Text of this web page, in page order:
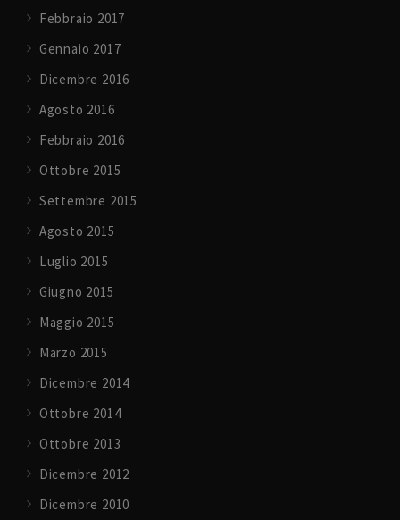
Febbraio 2017
Gennaio 2017
Dicembre 2016
Agosto 2016
Febbraio 2016
Ottobre 2015
Settembre 2015
Agosto 2015
Luglio 2015
Giugno 2015
Maggio 2015
Marzo 2015
Dicembre 2014
Ottobre 2014
Ottobre 2013
Dicembre 2012
Dicembre 2010